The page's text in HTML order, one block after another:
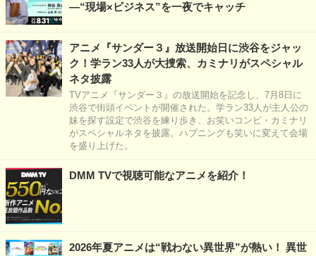
―“現場×ビジネス”を一夜でキャッチ
アニメ『サンダー３』放送開始日に渋谷をジャッ
ク！学ラン33人が大捜索、カミナリがスペシャル
ネタ披露
TVアニメ『サンダー３』の放送開始を記念し、7月8日に
渋谷で街頭イベントが開催された。学ラン33人が主人公の
妹を探す設定で渋谷を練り歩き、お笑いコンビ・カミナリ
がスペシャルネタを披露。ハプニングも笑いに変えて会場
を盛り上げた。
DMM TVで視聴可能なアニメを紹介！
2026年夏アニメは“戦わない異世界”が熱い！ 異世